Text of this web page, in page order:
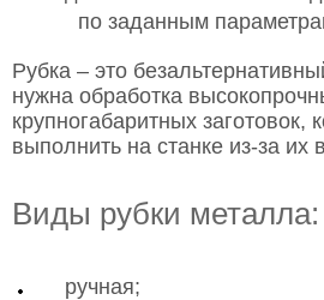
по заданным
Рубка – это
нужна обработка
крупногабаритных заготовок,
выполнить на станке из-за их
Виды рубки металла:
ручная;